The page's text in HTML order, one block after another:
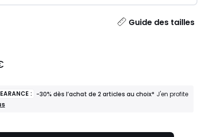
Guide des tailles
: -30% dès l’achat de 2 articles au choix* J'en profite